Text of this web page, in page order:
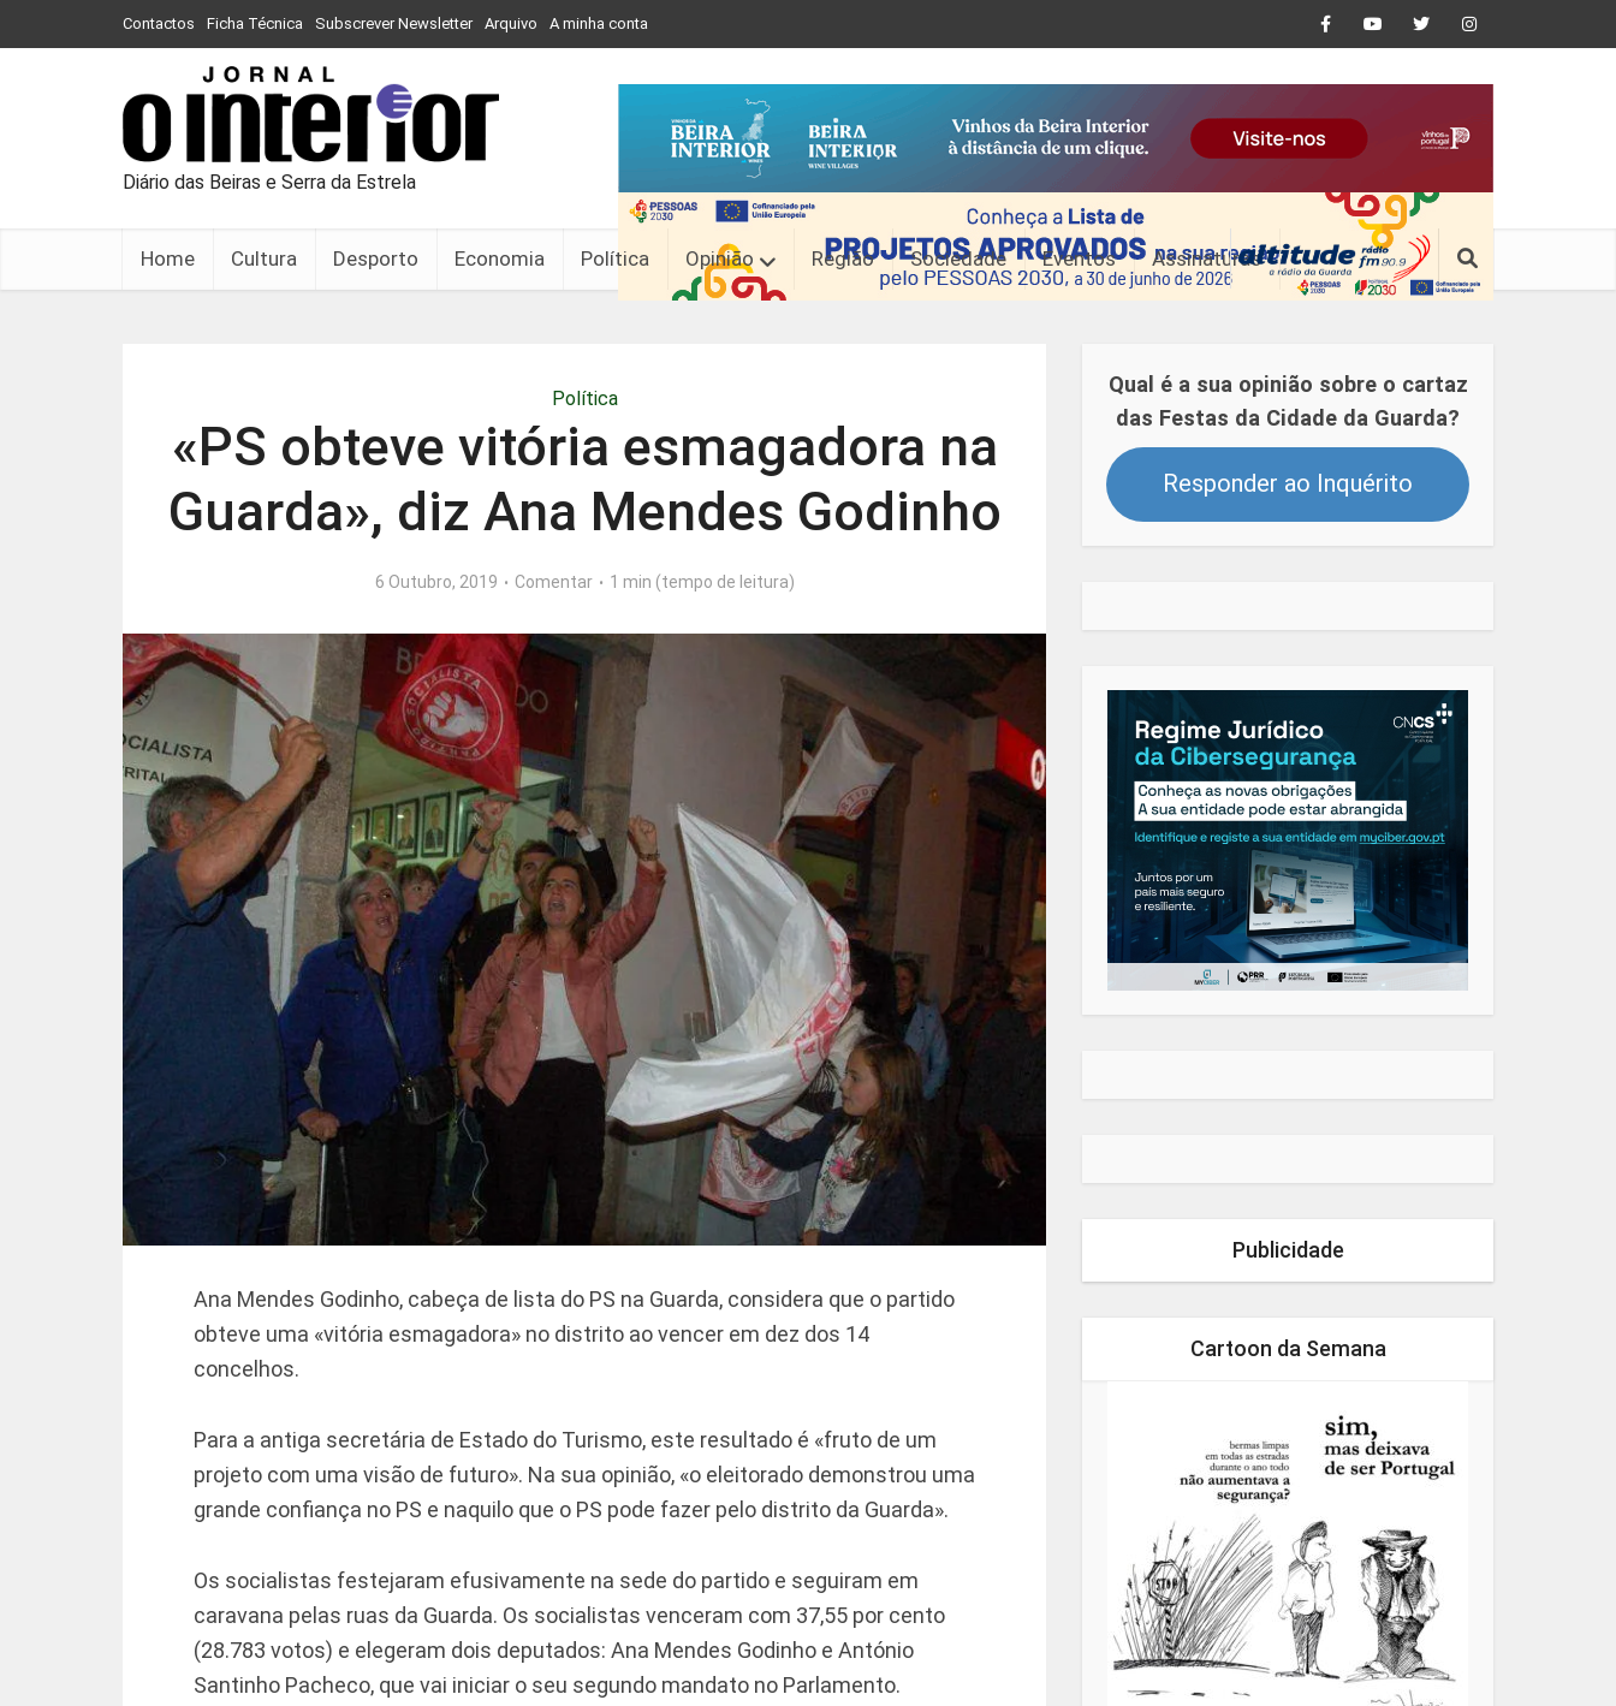
Contactos Ficha Técnica Subscrever Newsletter Arquivo A minha conta
Diário das Beiras e Serra da Estrela
Home Cultura Desporto Economia Política Opinião Região Sociedade Eventos Assinaturas
Política
«PS obteve vitória esmagadora na
Guarda», diz Ana Mendes Godinho
6 Outubro, 2019 Comentar 1 min (tempo de leitura)
Ana Mendes Godinho, cabeça de lista do PS na Guarda, considera que o partido
obteve uma «vitória esmagadora» no distrito ao vencer em dez dos 14
concelhos.
Para a antiga secretária de Estado do Turismo, este resultado é «fruto de um
projeto com uma visão de futuro». Na sua opinião, «o eleitorado demonstrou uma
grande confiança no PS e naquilo que o PS pode fazer pelo distrito da Guarda».
Os socialistas festejaram efusivamente na sede do partido e seguiram em
caravana pelas ruas da Guarda. Os socialistas venceram com 37,55 por cento
(28.783 votos) e elegeram dois deputados: Ana Mendes Godinho e António
Santinho Pacheco, que vai iniciar o seu segundo mandato no Parlamento.
Qual é a sua opinião sobre o cartaz
das Festas da Cidade da Guarda?
Responder ao Inquérito
Publicidade
Cartoon da Semana